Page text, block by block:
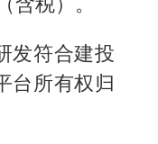
发符合建投
台所有权归